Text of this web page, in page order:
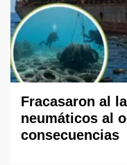
Fracasaron al
neumáticos al
consecuencias